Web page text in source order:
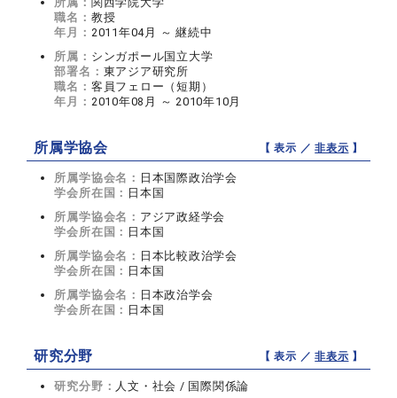
職名： 教授
年月： 2011年04月 ～ 継続中
所属： シンガポール国立大学
部署名： 東アジア研究所
職名： 客員フェロー（短期）
年月： 2010年08月 ～ 2010年10月
所属学協会 【 表示 ／非表示 】
所属学協会名： 日本国際政治学会
学会所在国： 日本国
所属学協会名： アジア政経学会
学会所在国： 日本国
所属学協会名： 日本比較政治学会
学会所在国： 日本国
所属学協会名： 日本政治学会
学会所在国： 日本国
研究分野 【 表示 ／非表示 】
研究分野： 人文・社会 / 国際関係論